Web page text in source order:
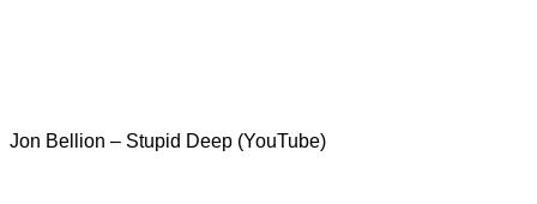
Jon Bellion – Stupid Deep (YouTube)